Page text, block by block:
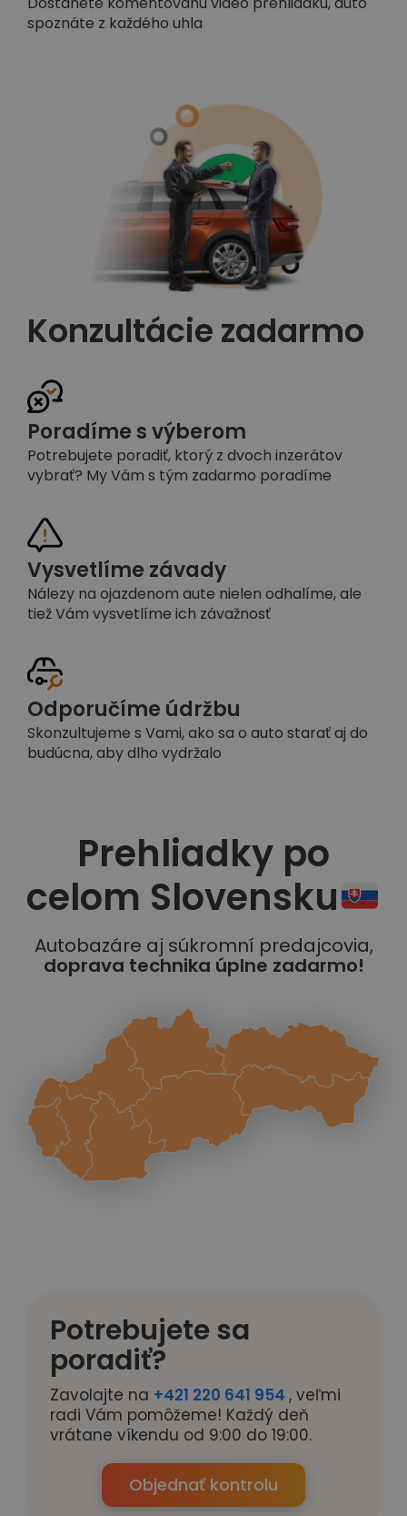
spoznáte z každého uhla
Konzultácie zadarmo
Poradíme s výberom
Potrebujete poradiť, ktorý z dvoch inzerátov
vybrať? My Vám s tým zadarmo poradíme
Vysvetlíme závady
Nálezy na ojazdenom aute nielen odhalíme, ale
tiež Vám vysvetlíme ich závažnosť
Odporučíme údržbu
Skonzultujeme s Vami, ako sa o auto starať aj do
budúcna, aby dlho vydržalo
Prehliadky po
celom Slovensku
Autobazáre aj súkromní predajcovia,
doprava technika úplne zadarmo!
Potrebujete sa
poradiť?
Zavolajte na +421 220 641 954 , veľmi
radi Vám pomôžeme! Každý deň
vrátane víkendu od 9:00 do 19:00.
Objednať kontrolu